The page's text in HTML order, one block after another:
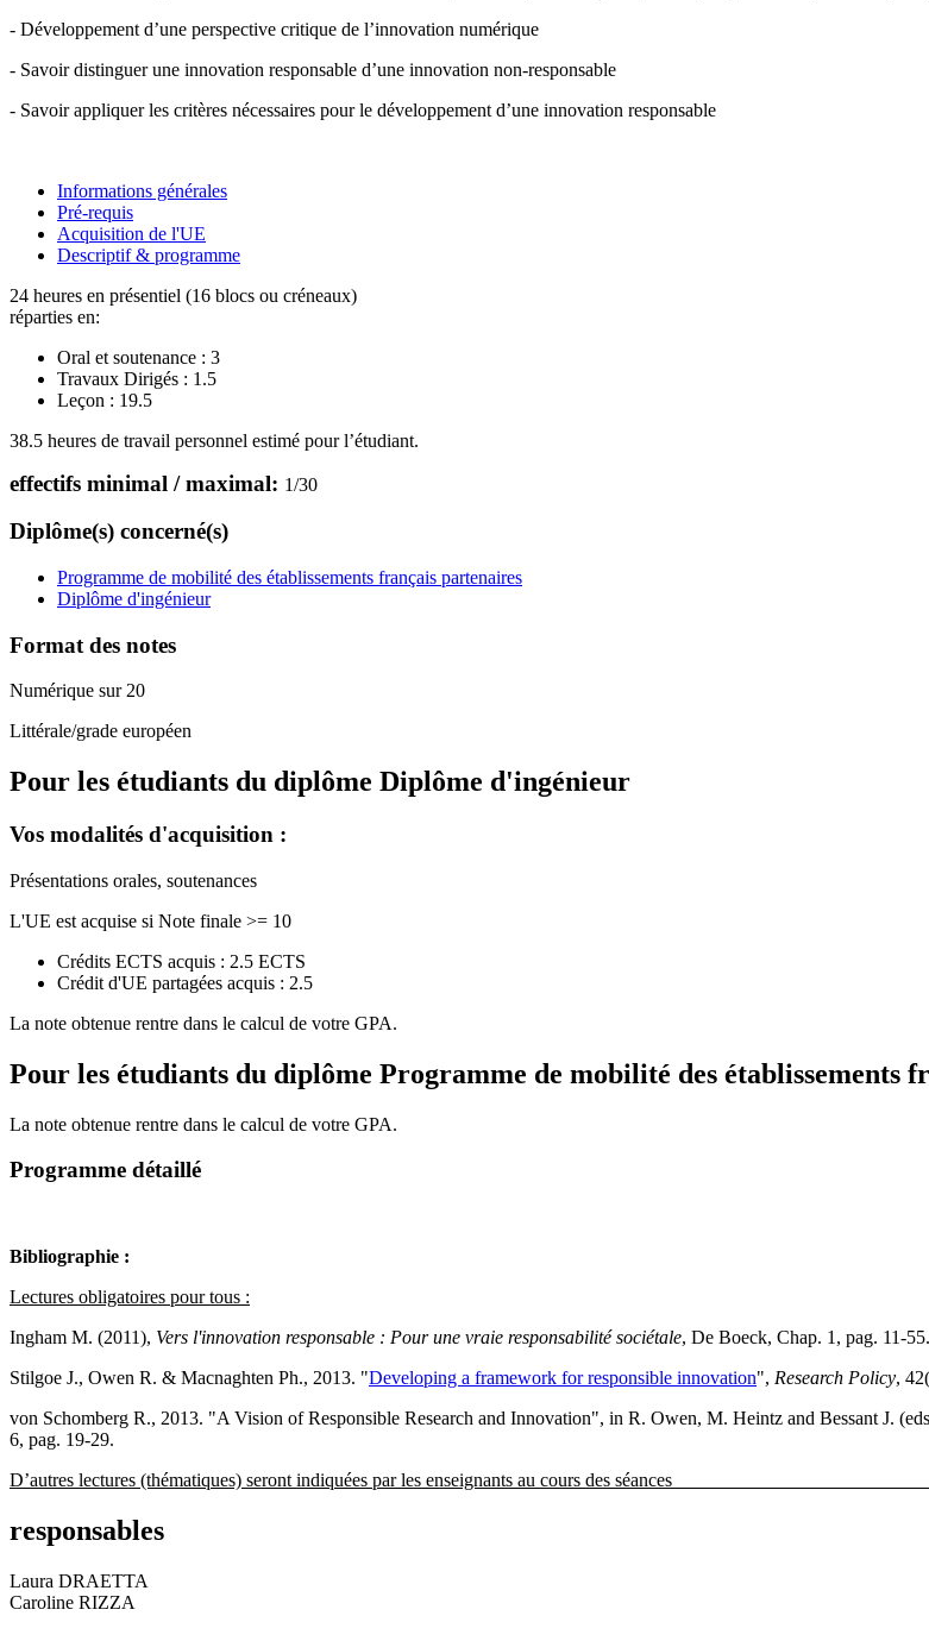
- Développement d’une perspective critique de l’innovation numérique
- Savoir distinguer une innovation responsable d’une innovation non-responsable
- Savoir appliquer les critères nécessaires pour le développement d’une innovation responsable
Informations générales
Pré-requis
Acquisition de l'UE
Descriptif & programme
24 heures en présentiel (16 blocs ou créneaux)
réparties en:
Oral et soutenance : 3
Travaux Dirigés : 1.5
Leçon : 19.5
38.5 heures de travail personnel estimé pour l’étudiant.
effectifs minimal / maximal: 1/30
Diplôme(s) concerné(s)
Programme de mobilité des établissements français partenaires
Diplôme d'ingénieur
Format des notes
Numérique sur 20
Littérale/grade européen
Pour les étudiants du diplôme Diplôme d'ingénieur
Vos modalités d'acquisition :
Présentations orales, soutenances
L'UE est acquise si Note finale >= 10
Crédits ECTS acquis : 2.5 ECTS
Crédit d'UE partagées acquis : 2.5
La note obtenue rentre dans le calcul de votre GPA.
Pour les étudiants du diplôme Programme de mobilité des établissements
La note obtenue rentre dans le calcul de votre GPA.
Programme détaillé
Bibliographie :
Lectures obligatoires pour tous :
Ingham M. (2011), Vers l'innovation responsable : Pour une vraie responsabilité sociétale, De Boeck, Chap. 1, pag. 11-55.
Stilgoe J., Owen R. & Macnaghten Ph., 2013. "Developing a framework for responsible innovation", Research Policy,
von Schomberg R., 2013. "A Vision of Responsible Research and Innovation", in R. Owen, M. Heintz and Bessant J.
6, pag. 19-29.
D’autres lectures (thématiques) seront indiquées par les enseignants au cours
responsables
Laura DRAETTA
Caroline RIZZA